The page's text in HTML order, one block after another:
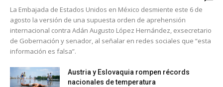
La Embajada de Estados Unidos en México desmiente este 6 de
agosto la versión de una supuesta orden de aprehensión
internacional contra Adán Augusto López Hernández, exsecretario
de Gobernación y senador, al señalar en redes sociales que “esta
información es falsa”.
Austria y Eslovaquia rompen récords
nacionales de temperatura